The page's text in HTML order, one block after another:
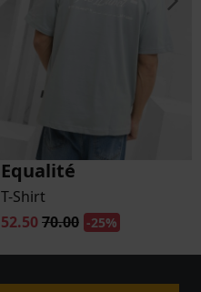
Equalité
T-Shirt
52.5070.00 -25%